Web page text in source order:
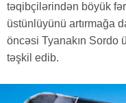
təqibçilərindən böyük
üstünlüyünü artırmağa
öncəsi Tyanakın Sordo
təşkil edib.